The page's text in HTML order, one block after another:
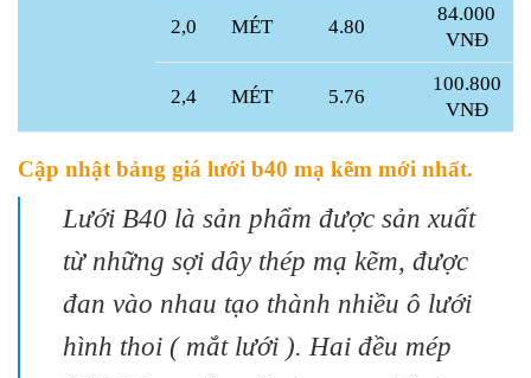
2,0 MÉT 4.80
84.000
VNĐ
2,4 MÉT 5.76
100.800
VNĐ
Cập nhật bảng giá lưới b40 mạ kẽm mới nhất.
Lưới B40 là sản phẩm được sản xuất
từ những sợi dây thép mạ kẽm, được
đan vào nhau tạo thành nhiều ô lưới
hình thoi ( mắt lưới ). Hai đều mép